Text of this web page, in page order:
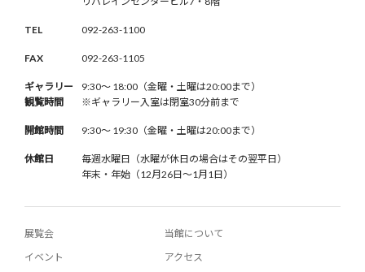
TEL 092-263-1100
FAX 092-263-1105
ギャラリー
観覧時間
9:30〜 18:00（金曜・土曜は20:00まで）
※ギャラリー入室は閉室30分前まで
開館時間 9:30〜 19:30（金曜・土曜は20:00まで）
休館日
毎週水曜日（水曜が休日の場合はその翌平日）
年末・年始（12月26日〜1月1日）
展覧会
イベント
当館について
アクセス